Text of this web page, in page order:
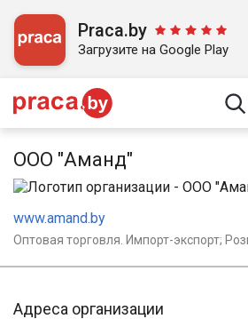
Praca.by
Загрузите на Google Play
ООО "Аманд"
www.amand.by
Оптовая торговля. Импорт-экспорт;
Адреса организации